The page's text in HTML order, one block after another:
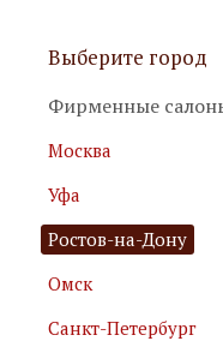
Я принимаю
Я соглашаюсь с
Выберите город
Фирменные
Москва
Уфа
Ростов-на-Дону
Омск
Санкт-Петербург